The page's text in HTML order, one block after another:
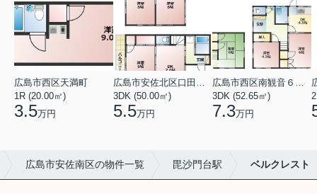
広島市西区天満町
1R (20.00㎡)
3.5万円
広島市安佐北区口田１丁目
3DK (50.00㎡)
5.5万円
広島市西区南観音６丁目
3DK (52.65㎡)
7.3万円
広島市安佐南区の物件一覧 毘沙門台駅 ベルクレスト